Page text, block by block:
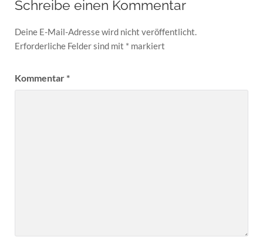
Schreibe einen Kommentar
Deine E-Mail-Adresse wird nicht veröffentlicht.
Erforderliche Felder sind mit * markiert
Kommentar*